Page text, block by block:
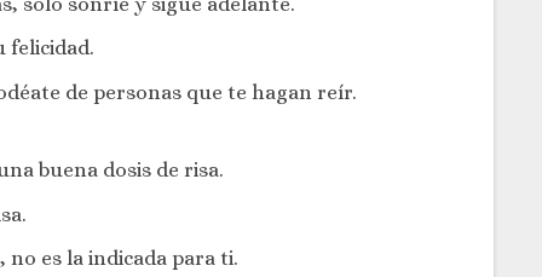
felicidad.
de personas que te hagan reír.
buena dosis de risa.
no es la indicada para ti.